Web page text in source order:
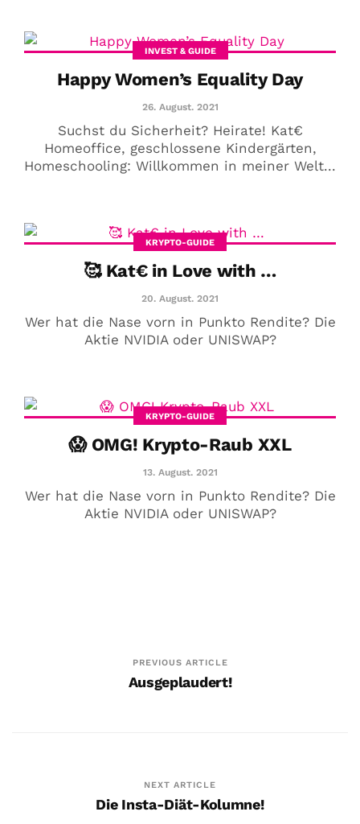
INVEST & GUIDE
Happy Women’s Equality Day
26. August. 2021
Suchst du Sicherheit? Heirate! Kat€
Homeoffice, geschlossene Kindergärten,
Homeschooling: Willkommen in meiner Welt...
KRYPTO-GUIDE
🥰 Kat€ in Love with …
20. August. 2021
Wer hat die Nase vorn in Punkto Rendite? Die
Aktie NVIDIA oder UNISWAP?
KRYPTO-GUIDE
😱 OMG! Krypto-Raub XXL
13. August. 2021
Wer hat die Nase vorn in Punkto Rendite? Die
Aktie NVIDIA oder UNISWAP?
PREVIOUS ARTICLE
Ausgeplaudert!
NEXT ARTICLE
Die Insta-Diät-Kolumne!